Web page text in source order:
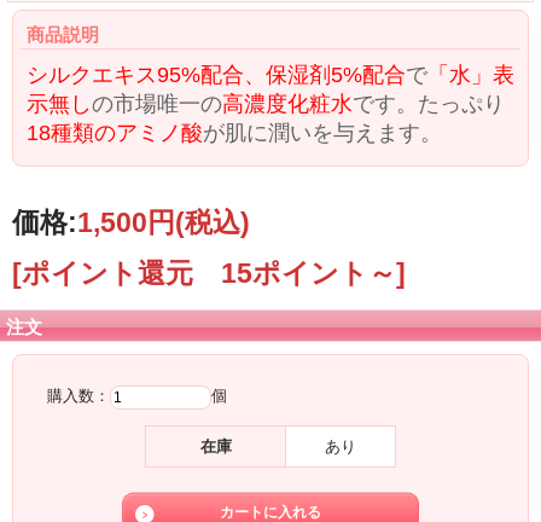
商品説明
シルクエキス95%配合、保湿剤5%配合で 「水」表
示無しの市場唯一の高濃度化粧水です。たっぷり
18種類のアミノ酸が肌に潤いを与えます。
価格:1,500円(税込)
[ポイント還元 15ポイント～]
注文
購入数： 個
在庫 あり